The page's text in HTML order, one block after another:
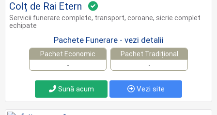
Colț de Rai Etern
Servicii funerare complete, transport, coroane, sicrie complet
echipate
Pachete Funerare - vezi detalii
Pachet Economic
-
Pachet Tradițional
-
Sună acum Vezi site